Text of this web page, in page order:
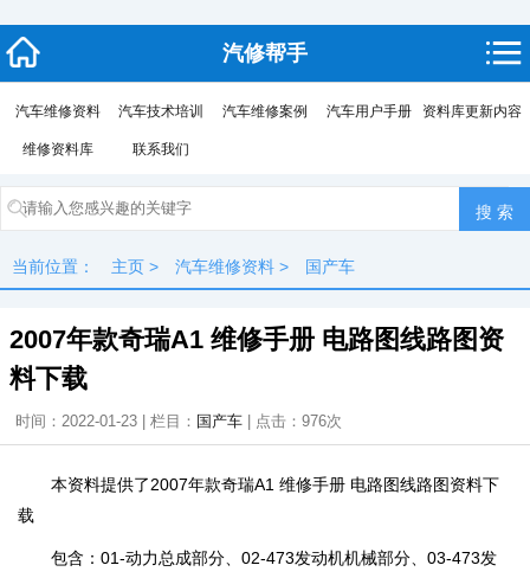
汽修帮手
汽车维修资料 汽车技术培训 汽车维修案例 汽车用户手册 资料库更新内容
维修资料库 联系我们
当前位置： 主页 > 汽车维修资料 > 国产车
2007年款奇瑞A1 维修手册 电路图线路图资
料下载
时间：2022-01-23 | 栏目： 国产车 | 点击： 976次
本资料提供了2007年款奇瑞A1 维修手册 电路图线路图资料下
载
包含：01-动力总成部分、02-473发动机机械部分、03-473发